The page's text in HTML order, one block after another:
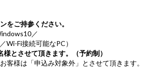
をご持参ください。
／
接続可能なPC）
とさせて頂きます。（予約制）
は「申込み対象外」とさせて頂きます。